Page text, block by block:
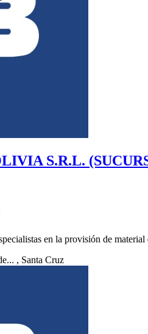
S.R.L.
en la provisión de
, Santa Cruz